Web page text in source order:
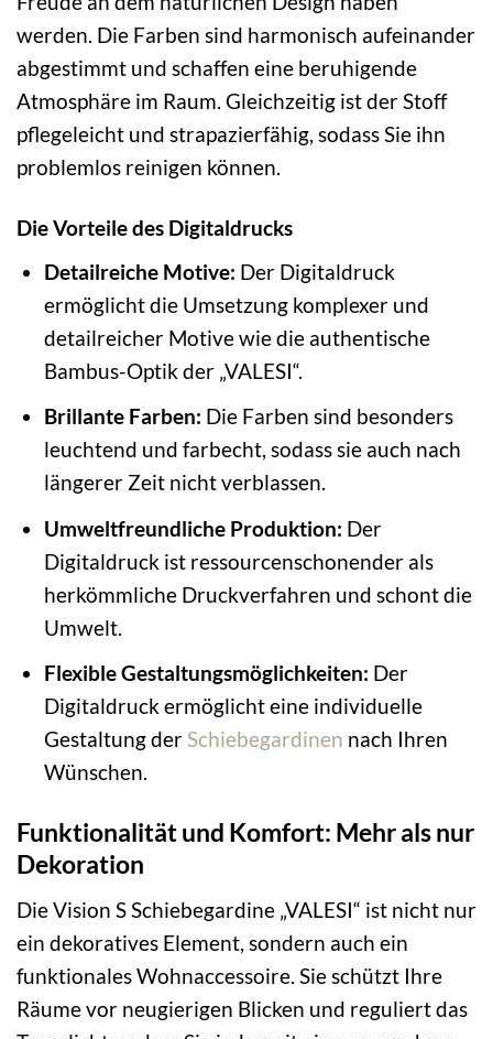
werden. Die Farben sind harmonisch aufeinander
abgestimmt und schaffen eine beruhigende
Atmosphäre im Raum. Gleichzeitig ist der Stoff
pflegeleicht und strapazierfähig, sodass Sie ihn
problemlos reinigen können.
Die Vorteile des Digitaldrucks
Detailreiche Motive: Der Digitaldruck
ermöglicht die Umsetzung komplexer und
detailreicher Motive wie die authentische
Bambus-Optik der „VALESI“.
Brillante Farben: Die Farben sind besonders
leuchtend und farbecht, sodass sie auch nach
längerer Zeit nicht verblassen.
Umweltfreundliche Produktion: Der
Digitaldruck ist ressourcenschonender als
herkömmliche Druckverfahren und schont die
Umwelt.
Flexible Gestaltungsmöglichkeiten: Der
Digitaldruck ermöglicht eine individuelle
Gestaltung der Schiebegardinen nach Ihren
Wünschen.
Funktionalität und Komfort: Mehr als nur
Dekoration
Die Vision S Schiebegardine „VALESI“ ist nicht nur
ein dekoratives Element, sondern auch ein
funktionales Wohnaccessoire. Sie schützt Ihre
Räume vor neugierigen Blicken und reguliert das